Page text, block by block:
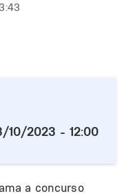
10/2023 - 12:00
a concurso